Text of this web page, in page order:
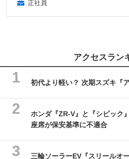
正社員
アクセスラン
初代より軽い？ 次期スズキ『
ホンダ『ZR-V』と『シビック
座席が保安基準に不適合
三輪ソーラーEV『スリールオ